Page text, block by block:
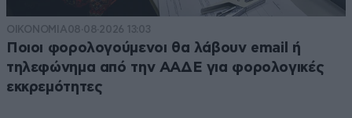
ΟΙΚΟΝΟΜΙΑ08·08·2026 13:03
Ποιοι φορολογούμενοι θα λάβουν email ή
τηλεφώνημα από την ΑΑΔΕ για φορολογικές
εκκρεμότητες